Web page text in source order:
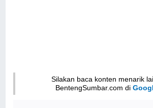
Silakan baca konten menarik
BentengSumbar.com di